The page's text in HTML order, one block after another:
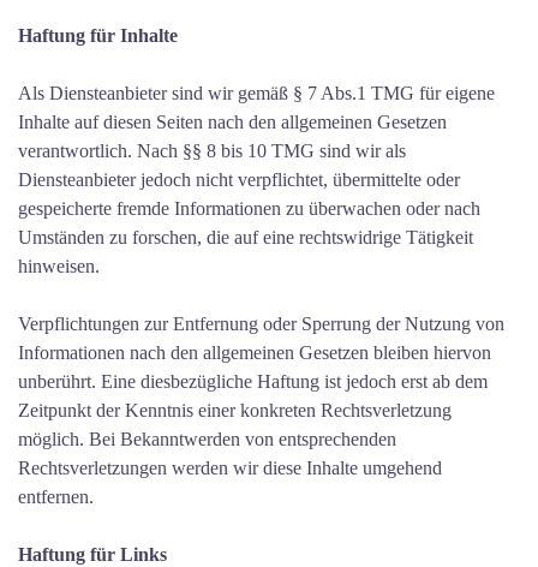
Haftung für Inhalte
Als Diensteanbieter sind wir gemäß § 7 Abs.1 TMG für eigene
Inhalte auf diesen Seiten nach den allgemeinen Gesetzen
verantwortlich. Nach §§ 8 bis 10 TMG sind wir als
Diensteanbieter jedoch nicht verpflichtet, übermittelte oder
gespeicherte fremde Informationen zu überwachen oder nach
Umständen zu forschen, die auf eine rechtswidrige Tätigkeit
hinweisen.
Verpflichtungen zur Entfernung oder Sperrung der Nutzung von
Informationen nach den allgemeinen Gesetzen bleiben hiervon
unberührt. Eine diesbezügliche Haftung ist jedoch erst ab dem
Zeitpunkt der Kenntnis einer konkreten Rechtsverletzung
möglich. Bei Bekanntwerden von entsprechenden
Rechtsverletzungen werden wir diese Inhalte umgehend
entfernen.
Haftung für Links